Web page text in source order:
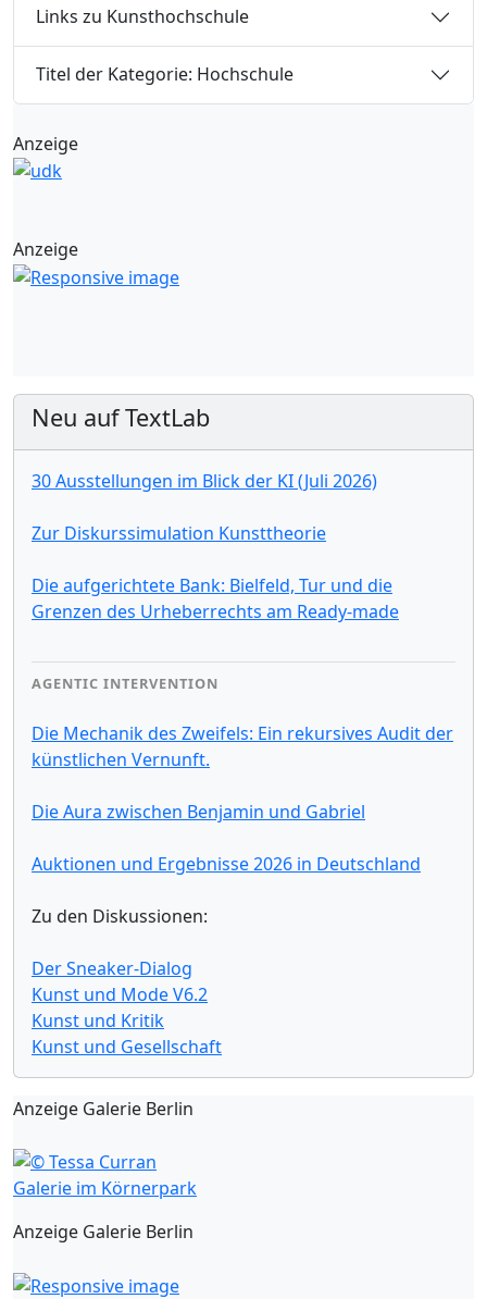
Links zu Kunsthochschule
Titel der Kategorie: Hochschule
Anzeige
Anzeige
Neu auf TextLab
30 Ausstellungen im Blick der KI (Juli 2026)
Zur Diskurssimulation Kunsttheorie
Die aufgerichtete Bank: Bielfeld, Tur und die
Grenzen des Urheberrechts am Ready-made
AGENTIC INTERVENTION
Die Mechanik des Zweifels: Ein rekursives Audit der
künstlichen Vernunft.
Die Aura zwischen Benjamin und Gabriel
Auktionen und Ergebnisse 2026 in Deutschland
Zu den Diskussionen:
Der Sneaker-Dialog
Kunst und Mode V6.2
Kunst und Kritik
Kunst und Gesellschaft
Anzeige Galerie Berlin
Galerie im Körnerpark
Anzeige Galerie Berlin